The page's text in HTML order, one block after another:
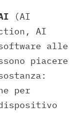
(AI
AI
alle
piacere
per